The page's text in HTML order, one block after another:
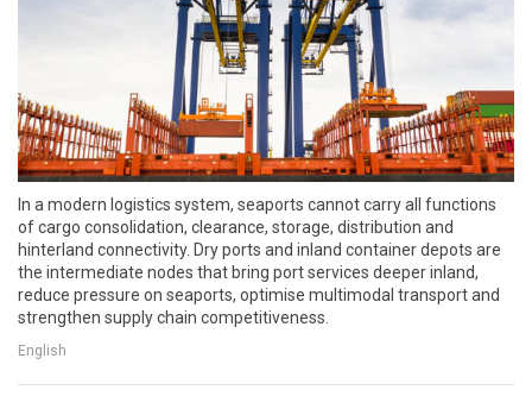
In a modern logistics system, seaports cannot carry all functions
of cargo consolidation, clearance, storage, distribution and
hinterland connectivity. Dry ports and inland container depots are
the intermediate nodes that bring port services deeper inland,
reduce pressure on seaports, optimise multimodal transport and
strengthen supply chain competitiveness.
English